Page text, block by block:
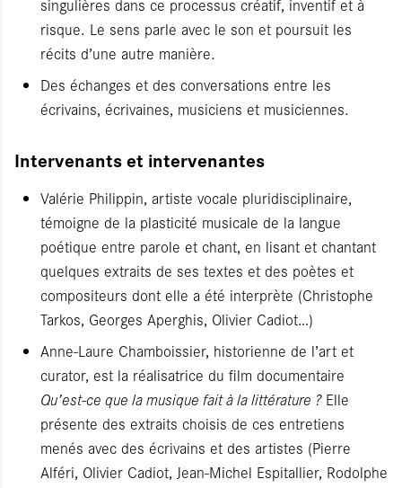
singulières dans ce processus créatif, inventif et à
risque. Le sens parle avec le son et poursuit les
récits d’une autre manière.
Des échanges et des conversations entre les
écrivains, écrivaines, musiciens et musiciennes.
Intervenants et intervenantes
Valérie Philippin, artiste vocale pluridisciplinaire,
témoigne de la plasticité musicale de la langue
poétique entre parole et chant, en lisant et chantant
quelques extraits de ses textes et des poètes et
compositeurs dont elle a été interprète (Christophe
Tarkos, Georges Aperghis, Olivier Cadiot…)
Anne-Laure Chamboissier, historienne de l’art et
curator, est la réalisatrice du film documentaire
Qu’est-ce que la musique fait à la littérature ?Elle
présente des extraits choisis de ces entretiens
menés avec des écrivains et des artistes (Pierre
Alféri, Olivier Cadiot, Jean-Michel Espitallier, Rodolphe